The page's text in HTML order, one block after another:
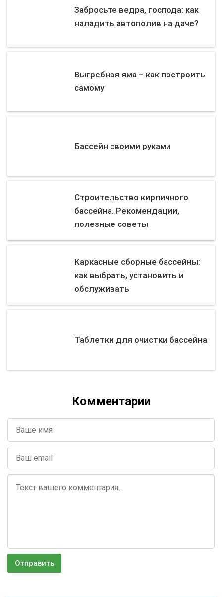
Забросьте ведра, господа: как
наладить автополив на даче?
Выгребная яма – как построить
самому
Бассейн своими руками
Строительство кирпичного
бассейна. Рекомендации,
полезные советы
Каркасные сборные бассейны:
как выбрать, установить и
обслуживать
Таблетки для очистки бассейна
Комментарии